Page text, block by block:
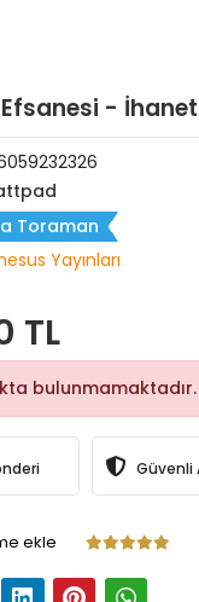
-
Toraman
Yayınları
TL
bulunmamaktadır.
Güvenli
ekle